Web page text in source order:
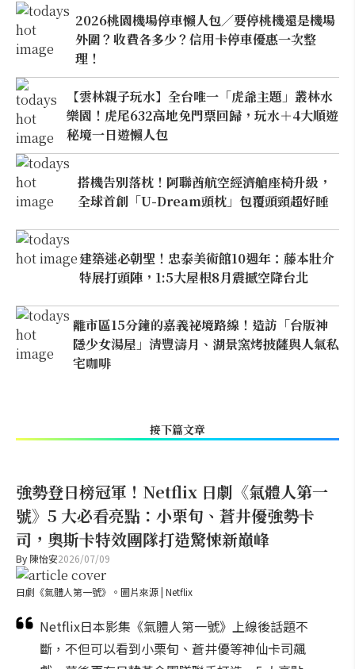
2026桃園機場停車懶人包／要停桃機還是機場
外圍？收費各多少？信用卡停車優惠一次整
理！
【雲林親子玩水】全台唯一「虎爺主題」叢林水
樂園！虎尾632高地免門票回歸，玩水＋4大順遊
秘境一日遊懶人包
搭機告別落枕！阿聯酋航空經濟艙座椅升級，
全球首創「U-Dream頭枕」包覆頭頸超好睡
建築迷必朝聖！忠泰美術館10週年：藤本壯介
特展打頭陣，1:5大屋根8月震撼空降台北
離市區15分鐘的嘉義祕境路線！造訪「台版神
隱少女湯屋」清豐濤月、湖景窯烤披薩與人氣私
宅咖啡
接下篇文章
強勢登日榜冠軍！Netflix 日劇《氣體人第一
號》5 大必看亮點：小栗旬、蒼井優強勢卡
司，奧斯卡特效團隊打造驚悚新巔峰
By 陳怡安2026/07/09
日劇《氣體人第一號》。圖片來源 | Netflix
Netflix日本影集《氣體人第一號》上線後話題不
斷，不但可以看到小栗旬、蒼井優等神仙卡司飆